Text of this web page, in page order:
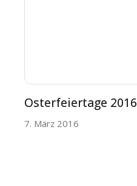
Osterfeiertage 2016
7. März 2016